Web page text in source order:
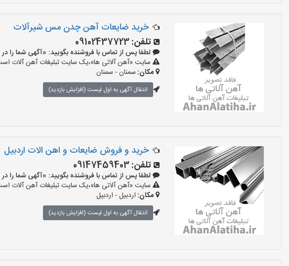
خرید ضایعات آهن چدن مس شیرآلات
تلفن:09102437723
لطفا پس از تماس با فروشنده بگویید: «آگهی شما را در سایت
سایت «آهن آلاتی ها»،یک سایت تبلیغات آهن آلات
مکان: سمنان - سمنان
انتقال آگهی به اول لیست (افزایش بازدید)
خرید و فروش ضایعات و اهن الات اردبیل
تلفن:09147459403
لطفا پس از تماس با فروشنده بگویید: «آگهی شما را در سایت
سایت «آهن آلاتی ها»،یک سایت تبلیغات آهن آلات
مکان: اردبیل - اردبیل
انتقال آگهی به اول لیست (افزایش بازدید)